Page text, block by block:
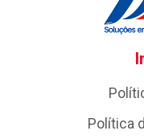
Política